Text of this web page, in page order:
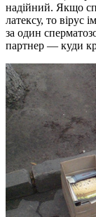
надійний. Якщо
латексу, то вірус
за один
партнер — куди